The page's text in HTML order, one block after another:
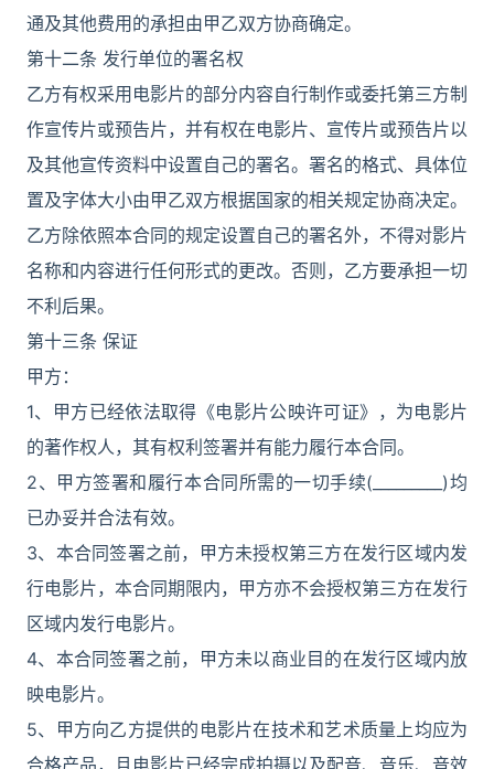
通及其他费用的承担由甲乙双方协商确定。
第十二条 发行单位的署名权
乙方有权采用电影片的部分内容自行制作或委托第三方制
作宣传片或预告片，并有权在电影片、宣传片或预告片以
及其他宣传资料中设置自己的署名。署名的格式、具体位
置及字体大小由甲乙双方根据国家的相关规定协商决定。
乙方除依照本合同的规定设置自己的署名外，不得对影片
名称和内容进行任何形式的更改。否则，乙方要承担一切
不利后果。
第十三条 保证
甲方：
1、甲方已经依法取得《电影片公映许可证》，为电影片
的著作权人，其有权利签署并有能力履行本合同。
2、甲方签署和履行本合同所需的一切手续(_________)均
已办妥并合法有效。
3、本合同签署之前，甲方未授权第三方在发行区域内发
行电影片，本合同期限内，甲方亦不会授权第三方在发行
区域内发行电影片。
4、本合同签署之前，甲方未以商业目的在发行区域内放
映电影片。
5、甲方向乙方提供的电影片在技术和艺术质量上均应为
合格产品，且电影片已经完成拍摄以及配音、音乐、音效